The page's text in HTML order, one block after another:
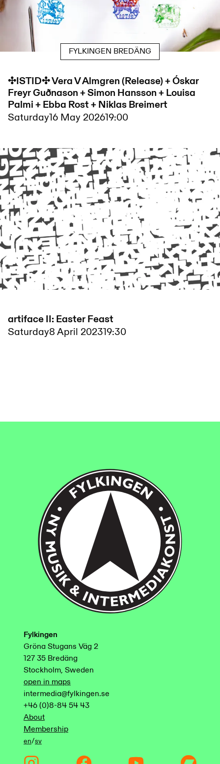
FYLKINGEN BREDÄNG
✣ISTID✣ Vera V Almgren (Release) + Óskar
Freyr Guðnason + Simon Hansson + Louisa
Palmi + Ebba Rost + Niklas Breimert
Saturday16 May 202619:00
artiface II: Easter Feast
Saturday8 April 202319:30
Fylkingen
Gröna Stugans Väg 2
127 35 Bredäng
Stockholm, Sweden
open in maps
intermedia@fylkingen.se
+46 (0)8-84 54 43
About
Membership
en/sv